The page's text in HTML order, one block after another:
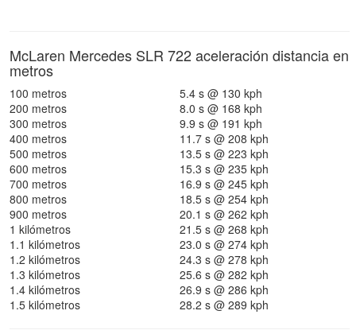
McLaren Mercedes SLR 722 aceleración distancia en
metros
100 metros
5.4 s @ 130 kph
200 metros
8.0 s @ 168 kph
300 metros
9.9 s @ 191 kph
400 metros
11.7 s @ 208 kph
500 metros
13.5 s @ 223 kph
600 metros
15.3 s @ 235 kph
700 metros
16.9 s @ 245 kph
800 metros
18.5 s @ 254 kph
900 metros
20.1 s @ 262 kph
1 kilómetros
21.5 s @ 268 kph
1.1 kilómetros
23.0 s @ 274 kph
1.2 kilómetros
24.3 s @ 278 kph
1.3 kilómetros
25.6 s @ 282 kph
1.4 kilómetros
26.9 s @ 286 kph
1.5 kilómetros
28.2 s @ 289 kph